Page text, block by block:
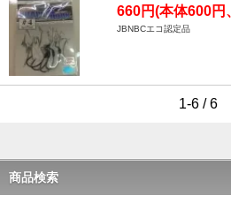
660円(本体600円
JBNBCエコ認定品
1-6 / 6
商品検索